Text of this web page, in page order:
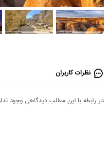
نظرات کاربران
در رابطه با این مطلب دیدگاهی وجود